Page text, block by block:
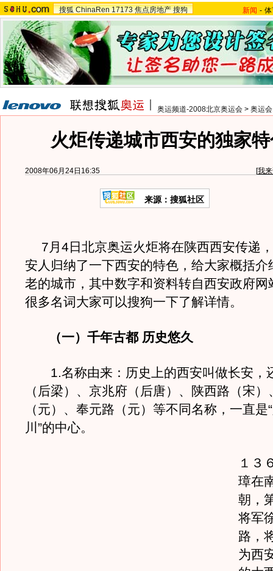
搜狐 ChinaRen 17173 焦点房地产 搜狗 新闻 -
奥运频道-2008北京奥运会 > 奥运
火炬传递城市西安的独家
2008年06月24日16:35 [我
来源：搜狐社区
7月4日北京奥运火炬将在陕西西安传递
安人归纳了一下西安的特色，给大家概括介
老的城市，其中数字和资料转自西安政府网
很多名词大家可以搜狗一下了解详情。
（一）千年古都 历史悠久
1.名称由来：历史上的西安叫做长安，
（后梁）、京兆府（后唐）、陕西路（宋）
（元）、奉元路（元）等不同名称，一直是
川”的中心。
１３
璋在
朝，
将军
路，
为西